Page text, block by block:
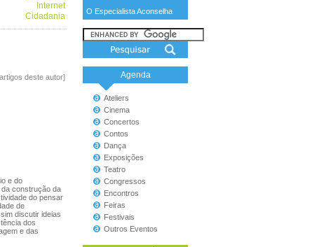
O Especialista Aconselha
Agenda
Ateliers
Cinema
Concertos
Contos
Dança
Exposições
Teatro
Congressos
Encontros
Feiras
Festivais
Outros Eventos
Internet
Cidadania
deste autor]
e do
construção da
do pensar
de
discutir ideias
dos
e das